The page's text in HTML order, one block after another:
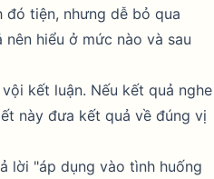
tiện, nhưng dễ bỏ qua
hiểu ở mức nào và sau
kết luận. Nếu kết quả nghe
này đưa kết quả về đúng vị
lời "áp dụng vào tình huống